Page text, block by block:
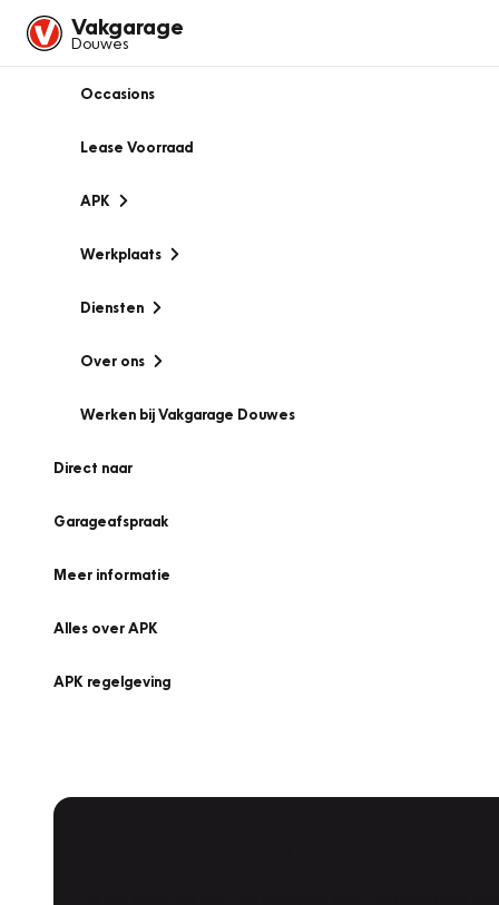
Vakgarage
Douwes
Occasions
Lease Voorraad
APK
Werkplaats
Diensten
Over ons
Werken bij Vakgarage Douwes
Direct naar
Garageafspraak
Meer informatie
Alles over APK
APK regelgeving